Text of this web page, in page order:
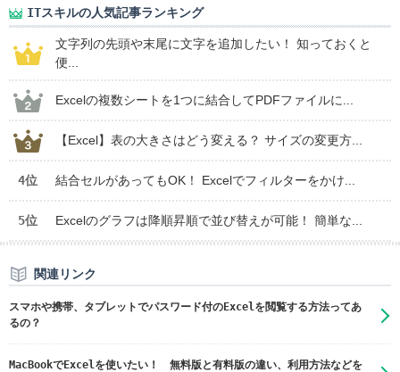
ITスキルの人気記事ランキング
文字列の先頭や末尾に文字を追加したい！ 知っておくと
便...
Excelの複数シートを1つに結合してPDFファイルに...
【Excel】表の大きさはどう変える？ サイズの変更方...
4位 結合セルがあってもOK！ Excelでフィルターをかけ...
5位 Excelのグラフは降順昇順で並び替えが可能！ 簡単な...
関連リンク
スマホや携帯、タブレットでパスワード付のExcelを閲覧する方法ってあ
るの？
MacBookでExcelを使いたい！ 無料版と有料版の違い、利用方法などを